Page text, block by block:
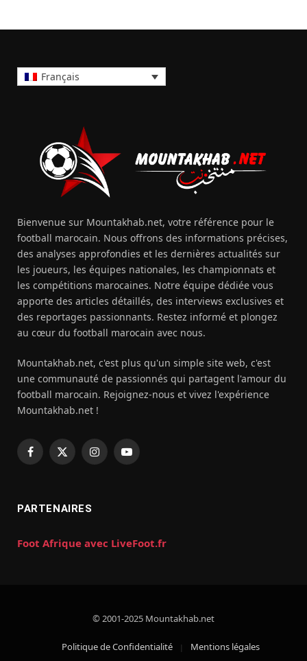
Français
Bienvenue sur Mountakhab.net, votre référence pour le
football marocain. Nous offrons des informations précises,
des analyses approfondies et les dernières actualités sur
les joueurs, les équipes nationales, les championnats et
les compétitions marocaines. Notre équipe dédiée vous
apporte des articles détaillés, des interviews exclusives et
des reportages passionnants. Restez informé et plongez
au cœur du football marocain avec nous.
Mountakhab.net, c'est plus qu'un simple site web, c'est
une communauté de passionnés qui partagent l'amour du
football marocain. Rejoignez-nous et vivez l'expérience
Mountakhab.net !
Facebook
X
InstagramYouTube
PARTENAIRES
Foot Afrique avec LiveFoot.fr
© 2001-2025 Mountakhab.net
Politique de Confidentialité
Mentions légales